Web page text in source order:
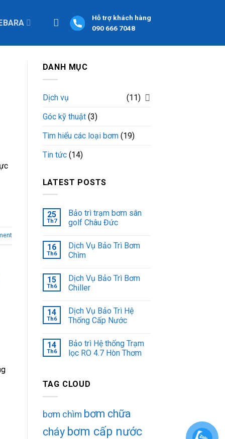
Hỗ trợ khách hàng
090 666 7048
DANH MỤC
Dịch vụ
(11)
Góc kỹ thuật(3)
Tìm hiểu các loại bơm(19)
Tin tức(14)
LATEST POSTS
25
Th7
Bảo trì trạm bơm sân
golf Châu Đức
16
Th6
Dịch Vụ Bảo Trì Bơm
Chìm
15
Th6
Dịch Vụ Bảo Trì Bơm
Chiller
14
Th6
Dịch Vụ Bảo Trì Hệ
Thống Cấp Nước
14
Th6
Bảo trì Hệ thống Trạm
lọc RO 4.7 Hòn Thơm
TAG CLOUD
bơm chìm bơm chữa
cháy bơm cấp nước